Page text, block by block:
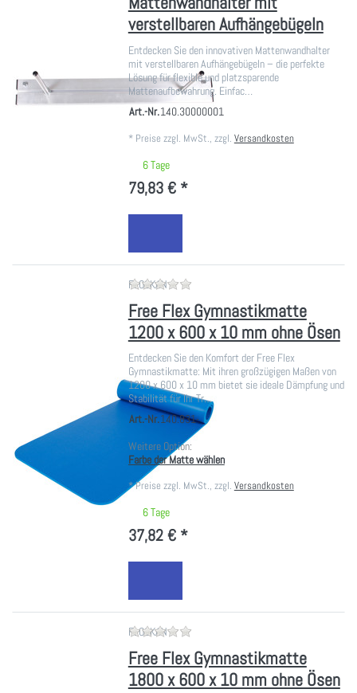
verstellbaren Aufhängebügeln
Entdecken Sie den innovativen Mattenwandhalter
mit verstellbaren Aufhängebügeln – die perfekte
Lösung für flexible und platzsparende
Mattenaufbewahrung. Einfac…
Art.-Nr.140.30000001
* Preise zzgl. MwSt., zzgl. Versandkosten
6 Tage
79,83 € *
FLOCKAN Zu diesem Produkt liegen noch
Free Flex Gymnastikmatte
1200 x 600 x 10 mm ohne Ösen
Entdecken Sie den Komfort der Free Flex
Gymnastikmatte: Mit ihren großzügigen Maßen von
1200 x 600 x 10 mm bietet sie ideale Dämpfung und
Stabilität für Ihr Tr…
Art.-Nr.140.831-
Weitere Option:
Farbe der Matte wählen
*Preise zzgl. MwSt., zzgl. Versandkosten
6 Tage
37,82 € *
FLOCKAN Zu diesem Produkt liegen noch
Free Flex Gymnastikmatte
1800 x 600 x 10 mm ohne Ösen